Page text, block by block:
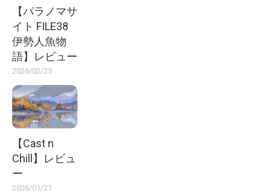
【パラノマサ
イト FILE38
伊勢人魚物
語】レビュー
2026/02/25
【Cast n
Chill】レビュ
ー
2026/01/21